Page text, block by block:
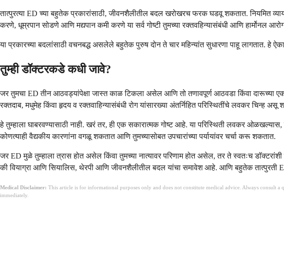
तात्पुरत्या ED च्या बहुतेक प्रकारांसाठी, जीवनशैलीतील बदल खरोखरच फरक घडवू शकतात. नियमित
करणे, धूम्रपान सोडणे आणि मद्यपान कमी करणे या सर्व गोष्टी तुमच्या रक्तवहिन्यासंबंधी आणि हार्मोनल
या प्रकारच्या बदलांसाठी वचनबद्ध असलेले बहुतेक पुरुष दोन ते चार महिन्यांत सुधारणा पाहू लागतात. हे
तुम्ही डॉक्टरकडे कधी जावे?
जर तुमचा ED तीन आठवड्यांपेक्षा जास्त काळ टिकला असेल आणि तो तणावपूर्ण आठवडा किंवा दारूच्या
रक्तदाब, मधुमेह किंवा हृदय व रक्तवाहिन्यासंबंधी रोग यांसारख्या अंतर्निहित परिस्थितींचे लवकर चिन्ह असू
हे तुम्हाला घाबरवण्यासाठी नाही. खरं तर, ही एक सकारात्मक गोष्ट आहे. या परिस्थिती लवकर
कोणत्याही वैद्यकीय कारणांना वगळू शकतात आणि तुमच्यासोबत उपचारांच्या पर्यायांवर चर्चा करू शकतात.
जर ED मुळे तुम्हाला त्रास होत असेल किंवा तुमच्या नात्यावर परिणाम होत असेल, तर ते स्वतःच
की वियाग्रा आणि सियालिस, थेरपी आणि जीवनशैलीतील बदल यांचा समावेश आहे. आणि बहुतेक तात्पुरती
Medical Disclaimer: This article is for informational purposes only and does not constitute medical advice. Always consult
immediately.